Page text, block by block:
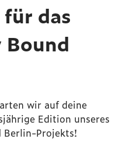
das
wir auf deine
Edition unseres
Berlin-Projekts!